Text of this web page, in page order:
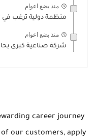
منذ بضع اعوام
منظمة دولية ترغب
منذ بضع اعوام
شركة صناعية كبرى
career journey
our customers, apply